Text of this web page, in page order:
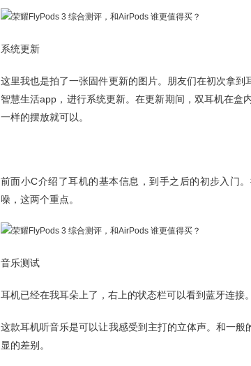
系统更新
这里我也是拍了一张固件更新的图片。朋友们在初次拿
智慧生活app，进行系统更新。在更新期间，双耳机在盒
一样的摆放就可以。
前面小C介绍了耳机的基本信息，到手之后的初步入门
噪，这两个重点。
音乐测试
耳机已经在我耳朵上了，右上的状态栏可以看到蓝牙连接。
这款耳机听音乐是可以让我感受到主打的立体声。和一般
显的差别。